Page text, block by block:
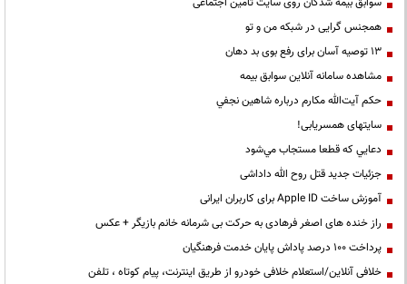
همجنس گرایی در شبکه من و تو
13 توصیه آسان برای رفع بوی بد دهان
مشاهده سامانه آنلاين سوابق بیمه
حكم آيت‌الله مكارم درباره شاهين نجفي
سایتهای همسریابی!
دعايي كه قطعا مستجاب مي‌شود
جزئیات جدید قتل روح الله داداشی
آموزش ساخت Apple ID برای کاربران ایرانی
راز خنده های اصغر فرهادی به حرکت بی شرمانه خانم بازیگر + عکس
پرداخت ۱۰۰ درصد پاداش پایان خدمت فرهنگیان
خلافی آنلاین/استعلام خلافی خودرو از طریق اینترنت، پیام کوتاه ، تلفن